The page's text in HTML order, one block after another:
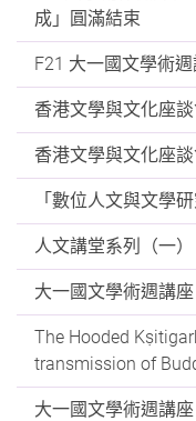
成」圓滿結束
F21 大一國文學術週
香港文學與文化座
香港文學與文化座
「數位人文與文學
人文講堂系列（一
大一國文學術週講
The Hooded
transmission of
大一國文學術週講